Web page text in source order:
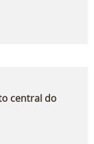
central do